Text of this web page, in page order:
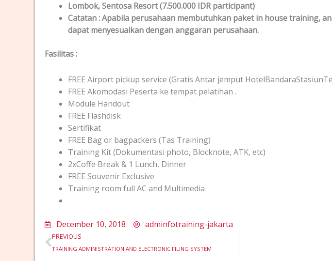
Lombok, Sentosa Resort (7.500.000 IDR participant)
Catatan :Apabila perusahaan membutuhkan paket in house training,
dapat menyesuaikan dengan anggaran perusahaan.
Fasilitas:
FREE Airport pickup service (Gratis Antar jemput
FREE Akomodasi Peserta ke tempat pelatihan .
Module Handout
FREE Flashdisk
Sertifikat
FREE Bag or bagpackers (Tas Training)
Training Kit (Dokumentasi photo, Blocknote, ATK, etc)
2xCoffe Break & 1 Lunch, Dinner
FREE Souvenir Exclusive
Training room full AC and Multimedia
December 10, 2018 adminfotraining-jakarta
Prev
PREVIOUS
TRAINING ADMINISTRATION AND ELECTRONIC FILING SYSTEM